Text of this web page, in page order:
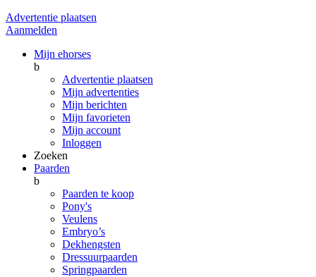
Advertentie plaatsen
Aanmelden
Mijn ehorses
b
Advertentie plaatsen
Mijn advertenties
Mijn berichten
Mijn favorieten
Mijn account
Inloggen
Zoeken
Paarden
b
Paarden te koop
Pony's
Veulens
Embryo’s
Dekhengsten
Dressuurpaarden
Springpaarden